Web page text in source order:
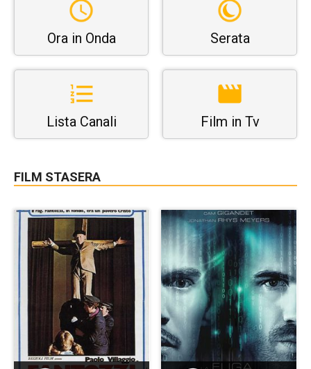
Ora in Onda Serata
Lista Canali Film in Tv
FILM STASERA